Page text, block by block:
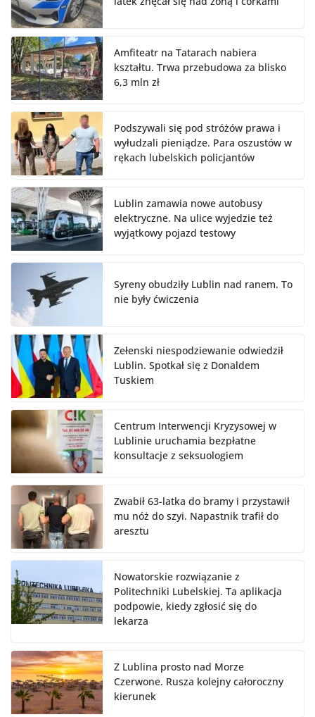
Amfiteatr na Tatarach nabiera
kształtu. Trwa przebudowa za blisko
6,3 mln zł
Podszywali się pod stróżów prawa i
wyłudzali pieniądze. Para oszustów w
rękach lubelskich policjantów
Lublin zamawia nowe autobusy
elektryczne. Na ulice wyjedzie też
wyjątkowy pojazd testowy
Syreny obudziły Lublin nad ranem. To
nie były ćwiczenia
Zełenski niespodziewanie odwiedził
Lublin. Spotkał się z Donaldem
Tuskiem
Centrum Interwencji Kryzysowej w
Lublinie uruchamia bezpłatne
konsultacje z seksuologiem
Zwabił 63-latka do bramy i przystawił
mu nóż do szyi. Napastnik trafił do
aresztu
Nowatorskie rozwiązanie z
Politechniki Lubelskiej. Ta aplikacja
podpowie, kiedy zgłosić się do
lekarza
Z Lublina prosto nad Morze
Czerwone. Rusza kolejny całoroczny
kierunek